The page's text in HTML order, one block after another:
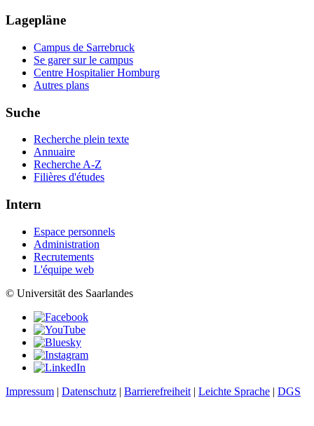
Lagepläne
Campus de Sarrebruck
Se garer sur le campus
Centre Hospitalier Homburg
Autres plans
Suche
Recherche plein texte
Annuaire
Recherche A-Z
Filières d'études
Intern
Espace personnels
Administration
Recrutements
L'équipe web
© Universität des Saarlandes
Impressum | Datenschutz | Barrierefreiheit | Leichte Sprache | DGS